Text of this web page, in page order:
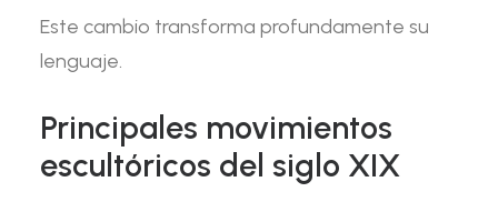
Este cambio transforma profundamente su
lenguaje.
Principales movimientos
escultóricos del siglo XIX